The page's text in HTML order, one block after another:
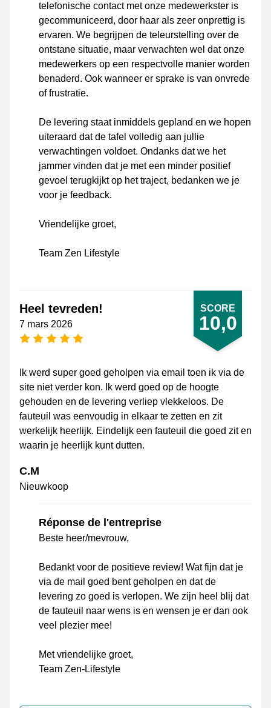
telefonische contact met onze medewerkster is
gecommuniceerd, door haar als zeer onprettig is
ervaren. We begrijpen de teleurstelling over de
ontstane situatie, maar verwachten wel dat onze
medewerkers op een respectvolle manier worden
benaderd. Ook wanneer er sprake is van onvrede
of frustratie.
De levering staat inmiddels gepland en we hopen
uiteraard dat de tafel volledig aan jullie
verwachtingen voldoet. Ondanks dat we het
jammer vinden dat je met een minder positief
gevoel terugkijkt op het traject, bedanken we je
voor je feedback.
Vriendelijke groet,
Team Zen Lifestyle
SCORE
10,0
Heel tevreden!
7 mars 2026
[_General:NumberOfStarsPluralFormat]
Ik werd super goed geholpen via email toen ik via de
site niet verder kon. Ik werd goed op de hoogte
gehouden en de levering verliep vlekkeloos. De
fauteuil was eenvoudig in elkaar te zetten en zit
werkelijk heerlijk. Eindelijk een fauteuil die goed zit en
waarin je heerlijk kunt dutten.
C.M
Nieuwkoop
Réponse de l'entreprise
Beste heer/mevrouw,
Bedankt voor de positieve review! Wat fijn dat je
via de mail goed bent geholpen en dat de
levering zo goed is verlopen. We zijn heel blij dat
de fauteuil naar wens is en wensen je er dan ook
veel plezier mee!
Met vriendelijke groet,
Team Zen-Lifestyle